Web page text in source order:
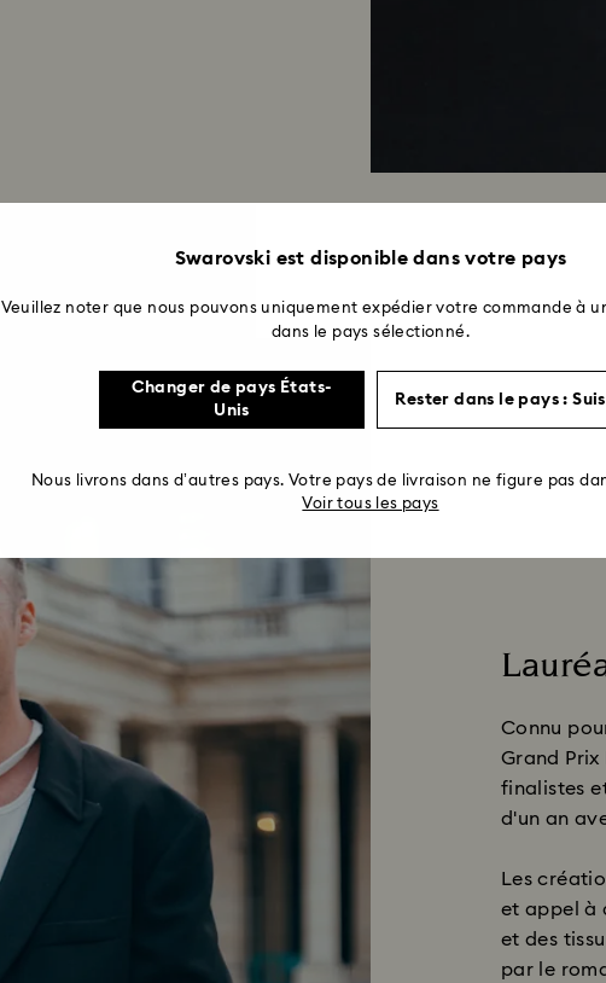
Connu
Grand Prix
finalistes
d'un an
Les
et appel à
et des
par le
Swarovski est disponible dans votre pays
Veuillez noter que nous pouvons uniquement expédier votre commande à
dans le pays sélectionné.
Changer de pays États-
Unis
Rester dans le pays :
Nous livrons dans d’autres pays. Votre pays de livraison ne figure pas
Voir tous les pays